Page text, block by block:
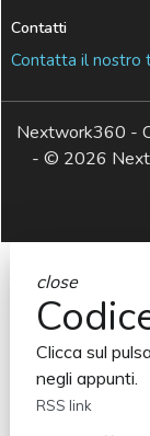
Contatti
Contatta il nostro
Nextwork360 -
- © 2026
close
Clicca sul
negli appunti.
RSS link